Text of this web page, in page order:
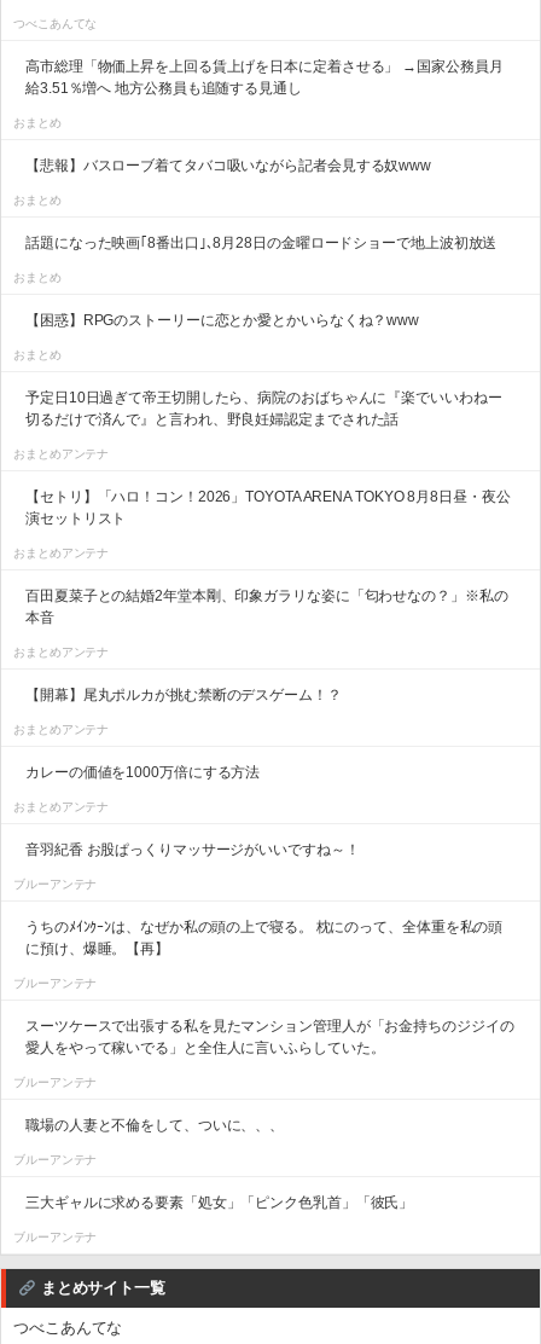
つべこあんてな
高市総理「物価上昇を上回る賃上げを日本に定着させる」 →国家公務員月
給3.51％増へ 地方公務員も追随する見通し
おまとめ
【悲報】バスローブ着てタバコ吸いながら記者会見する奴www
おまとめ
話題になった映画｢8番出口｣､8月28日の金曜ロードショーで地上波初放送
おまとめ
【困惑】RPGのストーリーに恋とか愛とかいらなくね？www
おまとめ
予定日10日過ぎて帝王切開したら、病院のおばちゃんに『楽でいいわねー
切るだけで済んで』と言われ、野良妊婦認定までされた話
おまとめアンテナ
【セトリ】「ハロ！コン！2026」TOYOTA ARENA TOKYO 8月8日昼・夜公
演セットリスト
おまとめアンテナ
百田夏菜子との結婚2年堂本剛、印象ガラリな姿に「匂わせなの？」※私の
本音
おまとめアンテナ
【開幕】尾丸ポルカが挑む禁断のデスゲーム！？
おまとめアンテナ
カレーの価値を1000万倍にする方法
おまとめアンテナ
音羽紀香 お股ぱっくりマッサージがいいですね～！
ブルーアンテナ
うちのﾒｲﾝｸｰﾝは、なぜか私の頭の上で寝る。 枕にのって、全体重を私の頭
に預け、爆睡。【再】
ブルーアンテナ
スーツケースで出張する私を見たマンション管理人が「お金持ちのジジイの
愛人をやって稼いでる」と全住人に言いふらしていた。
ブルーアンテナ
職場の人妻と不倫をして、ついに、、、
ブルーアンテナ
三大ギャルに求める要素「処女」「ピンク色乳首」「彼氏」
ブルーアンテナ
まとめサイト一覧
つべこあんてな